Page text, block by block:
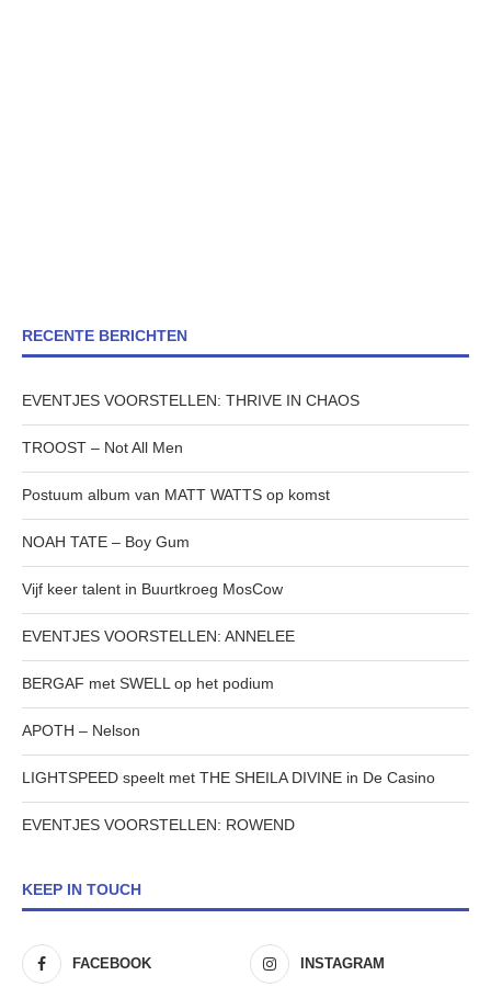
RECENTE BERICHTEN
EVENTJES VOORSTELLEN: THRIVE IN CHAOS
TROOST – Not All Men
Postuum album van MATT WATTS op komst
NOAH TATE – Boy Gum
Vijf keer talent in Buurtkroeg MosCow
EVENTJES VOORSTELLEN: ANNELEE
BERGAF met SWELL op het podium
APOTH – Nelson
LIGHTSPEED speelt met THE SHEILA DIVINE in De Casino
EVENTJES VOORSTELLEN: ROWEND
KEEP IN TOUCH
FACEBOOK INSTAGRAM